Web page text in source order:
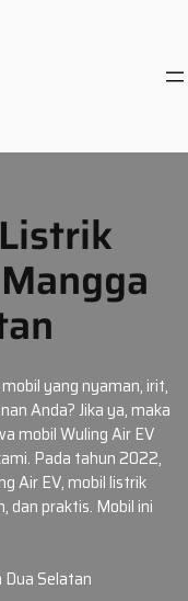
yang nyaman, irit,
Anda? Jika ya, maka
mobil Wuling Air EV
Pada tahun 2022,
Air EV, mobil listrik
dan praktis. Mobil ini
Selatan